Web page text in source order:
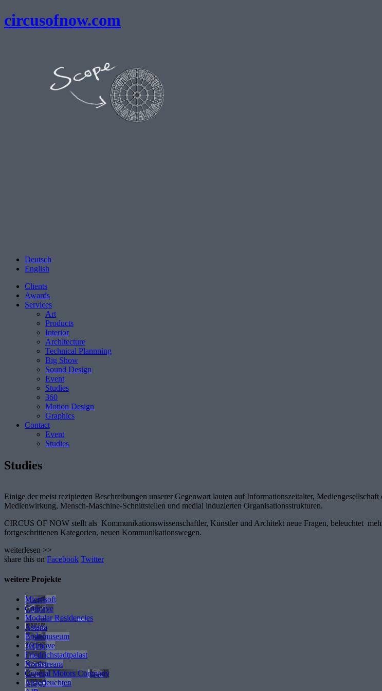
circusofnow.com
Deutsch
English
Clients
Awards
Services
Art
Products
Interior
Architecture
Technical Plannning
Big Show
Sound Design
Event
Studies
360
Motion Design
Graphics
Contact
Event
Studies
Studies
Einige der meist rezipierten Beschreibungen unserer Gegenwart lauten auf Informationszeitalter,
Medienwirkung, Mensch-Maschine-Schnittstellen und medial induzierten Organisationsstrukturen.
CIRCUS OF NOW stellt als Kommunikationswissenschaftler, Künstler und Architekt neue Fragen, beleuchtet
fortgeschrittenen Kategorien, neuen Kommunikationswegen.
weiterlesen >>
share this on Facebook Twitter
weitere Projekte
Microsoft
Concave
Modular Residencies
Astana
Bodemuseum
360move
Friedrichstadtpalast
Nordstream
General Motors Company
Alsterleuchten